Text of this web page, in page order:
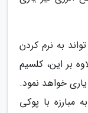
به نرم کردن
بر این، کلسیم
خواهد نمود.
مبارزه با پوکی